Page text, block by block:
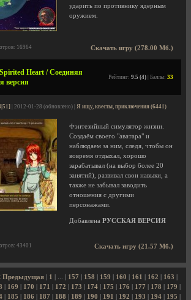
ударить по противнику ядерным
оружием.
Скачать игру (278.00 Мб.)
16964
Heart / Соединяя
версия
Рейтинг: 9.5 (4) | Баллы: 33
| 2012-01-28 (обновлено) | Я ищу, квесты, приключения (6441)
Фэнтезийный симулятор жизни.
Создаём своего "аватара" и
наблюдаем за ним, следя, чтобы он
вовремя отдыхал, хорошо
зарабатывал (на выбор более 20
занятий), развивал свои навыки, а
также не забывал заводить
отношения с другими
персонажами.
Добавлена РУССКАЯ ВЕРСИЯ
Скачать игру (21.57 Мб.)
43401
Предыдущая 1 157 158 159 160 161 162 163
169 170 171 172 173 174| 175 176 177 178 179
| 185 186 187 188 189 190 191 192 193 194| 195